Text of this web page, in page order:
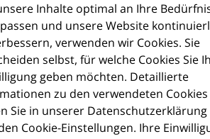
Inhalte optimal an Ihre
und unsere Website
verwenden wir Cookies. Sie
selbst, für welche Cookies Sie
geben möchten. Detaillierte
zu den verwendeten Cookies
Sie in unserer Datenschutzerklärung
Cookie-Einstellungen. Ihre
mit dem European Dermatology
Excellence
Ihr digitaler Kompass für die
Wissen, Bildern und praktischen